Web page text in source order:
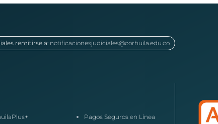
remitirse a: notificacionesjudiciales@corhuila.edu.co
Pagos Seguros en Línea